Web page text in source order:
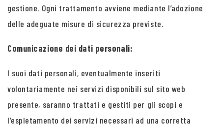
gestione. Ogni trattamento avviene mediante l’adozione
delle adeguate misure di sicurezza previste.
Comunicazione dei dati personali:
I suoi dati personali, eventualmente inseriti
volontariamente nei servizi disponibili sul sito web
presente, saranno trattati e gestiti per gli scopi e
l’espletamento dei servizi necessari ad una corretta